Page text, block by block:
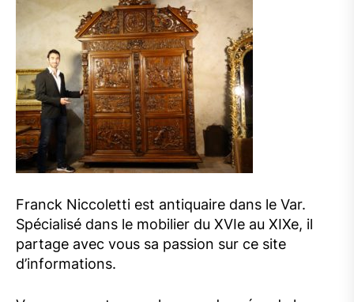
Franck Niccoletti est antiquaire dans le Var.
Spécialisé dans le mobilier du XVIe au XIXe, il
partage avec vous sa passion sur ce site
d’informations.